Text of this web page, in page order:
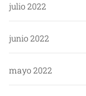
julio 2022
junio 2022
mayo 2022